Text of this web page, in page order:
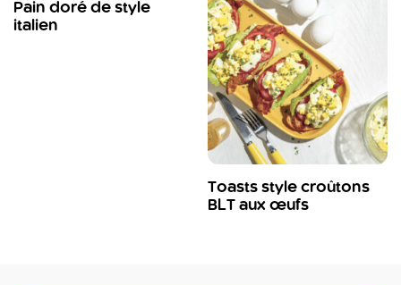
Pain doré de style
italien
Toasts style croûtons
BLT aux œufs